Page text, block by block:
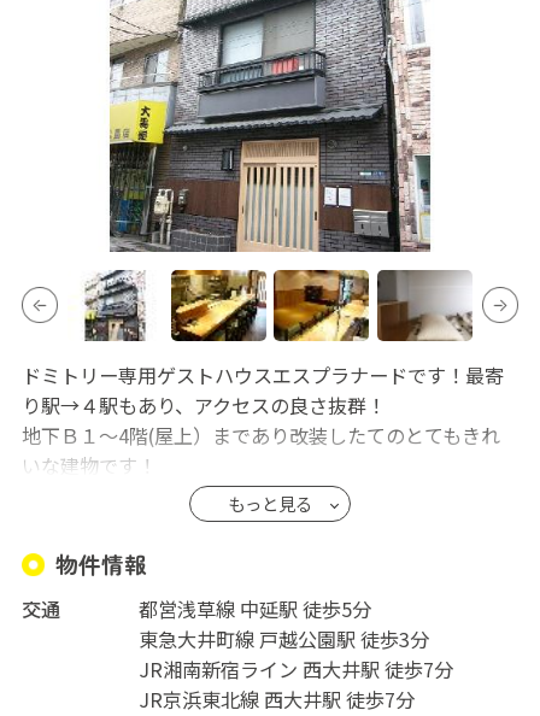
ドミトリー専用ゲストハウスエスプラナードです！最寄
り駅→４駅もあり、アクセスの良さ抜群！
地下Ｂ１〜4階(屋上）まであり改装したてのとてもきれ
いな建物です！
お部屋はドミトリー専用。キッチンはプロ使用で設備充
実！カウンターあり。何でも揃っております！
西大井から新宿、渋谷、池袋、恵比寿、横浜まで一本で
いけるとても便利なところです!!
もっと見る
物件情報
交通
都営浅草線 中延駅 徒歩5分
東急大井町線 戸越公園駅 徒歩3分
JR湘南新宿ライン 西大井駅 徒歩7分
JR京浜東北線 西大井駅 徒歩7分